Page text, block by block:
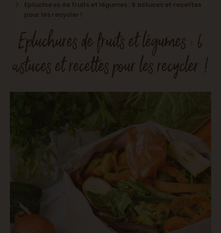
Epluchures de fruits et légumes : 6 astuces et recettes
pour les recycler !
Epluchures de fruits et légumes : 6
astuces et recettes pour les recycler !